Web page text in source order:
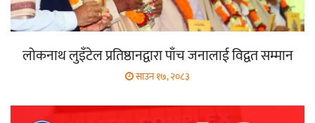
लोकनाथ लुइँटेल प्रतिष्ठानद्वारा पाँच जनालाई विद्वत सम्मान
साउन १७, २०८३